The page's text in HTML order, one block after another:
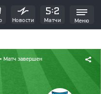
Новости Матчи Меню
• Матч завершен